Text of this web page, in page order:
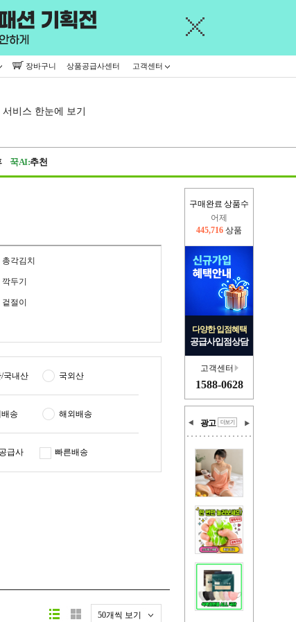
장바구니 상품공급사센터 고객센터
서비스 한눈에 보기
꾹AI:추천
구매완료 상품수
어제
445,716 상품
다양한 입점혜택
공급사입점상담
고객센터
1588-0628
광고
총각김치
깍두기
겉절이
/국내산 국외산
송 해외배송
급사 빠른배송
50개씩 보기